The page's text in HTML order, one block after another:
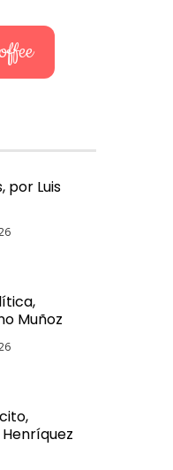
por Luis
Muñoz